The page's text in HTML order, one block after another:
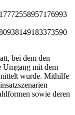
bei dem den
Umgang mit dem
wurde. Mithilfe
sowie deren